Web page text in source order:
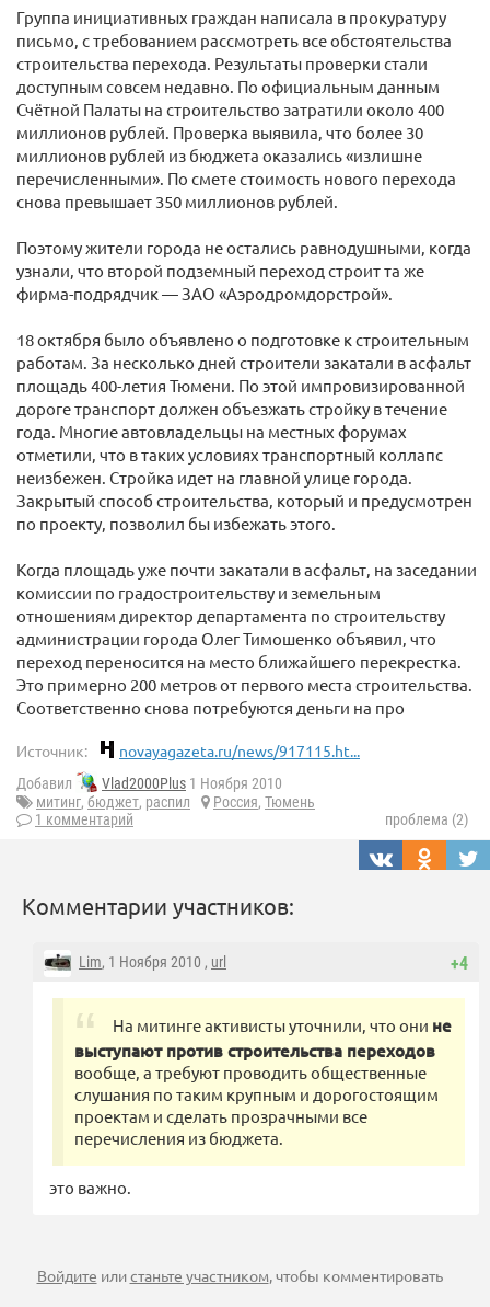
Группа инициативных граждан написала в прокуратуру
письмо, с требованием рассмотреть все обстоятельства
строительства перехода. Результаты проверки стали
доступным совсем недавно. По официальным данным
Счётной Палаты на строительство затратили около 400
миллионов рублей. Проверка выявила, что более 30
миллионов рублей из бюджета оказались «излишне
перечисленными». По смете стоимость нового перехода
снова превышает 350 миллионов рублей.
Поэтому жители города не остались равнодушными, когда
узнали, что второй подземный переход строит та же
фирма-подрядчик — ЗАО «Аэродромдорстрой».
18 октября было объявлено о подготовке к строительным
работам. За несколько дней строители закатали в асфальт
площадь 400-летия Тюмени. По этой импровизированной
дороге транспорт должен объезжать стройку в течение
года. Многие автовладельцы на местных форумах
отметили, что в таких условиях транспортный коллапс
неизбежен. Стройка идет на главной улице города.
Закрытый способ строительства, который и предусмотрен
по проекту, позволил бы избежать этого.
Когда площадь уже почти закатали в асфальт, на заседании
комиссии по градостроительству и земельным
отношениям директор департамента по строительству
администрации города Олег Тимошенко объявил, что
переход переносится на место ближайшего перекрестка.
Это примерно 200 метров от первого места строительства.
Соответственно снова потребуются деньги на про
Источник: novayagazeta.ru/news/917115.ht...
Добавил Vlad2000Plus 1 Ноября 2010
митинг, бюджет, распил Россия, Тюмень
1 комментарий
проблема (2)
Комментарии участников:
+4
Lim, 1 Ноября 2010 , url
На митинге активисты уточнили, что они не
выступают против строительства переходов
вообще, а требуют проводить общественные
слушания по таким крупным и дорогостоящим
проектам и сделать прозрачными все
перечисления из бюджета.
это важно.
Войдите илистаньте участником, чтобы комментировать